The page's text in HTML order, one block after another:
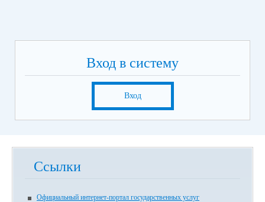
Вход в систему
Вход
Ссылки
Официальный интернет-портал государственных услуг